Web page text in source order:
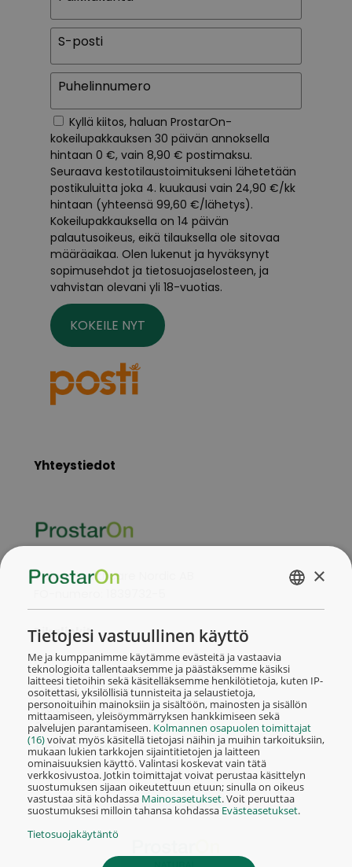
S-posti
Puhelinnumero
Kyllä kiitos, haluan ProstarOn-
kokeilupakkauksen 30 päivän annoksella
hintaan 0 €, vain 8,90 € postimaksu.
Seuraava kestotilaustoimitukseni lähetetään
postikuluitta joka 4. kuukausi vain 24,90 €/kk
hintaan (yhteensä 99,60 €/lähetys).
Kokeilupakkauksella on 14 päivän
palautusoikeus, eikä tilauksella ole sitovaa
määräaikaa. Olen lukenut ja hyväksynyt
sopimusehdot ja tietosuojaselosteen, ja
vahvistan olevani yli 18-vuotias.
KOKEILE NYT
Yhteystiedot
Vision Healthcare Nordic AB
Pikalinkit
Yleiset ostoehdot
Yksityisyydensuoja
Cookie policy
Tuotesisältö
×
Tietojesi vastuullinen käyttö
Me ja kumppanimme käytämme evästeitä ja vastaavia
teknologioita tallentaaksemme ja päästäksemme käsiksi
laitteesi tietoihin sekä käsitelläksemme henkilötietoja, kuten IP-
osoitettasi, yksilöllisiä tunnisteita ja selaustietoja,
personoituihin mainoksiin ja sisältöön, mainosten ja sisällön
mittaamiseen, yleisöymmärryksen hankkimiseen sekä
palvelujen parantamiseen. Kolmannen osapuolen toimittajat
(16)voivat myös käsitellä tietojasi näihin ja muihin tarkoituksiin,
mukaan lukien tarkkojen sijaintitietojen ja laitteen
ominaisuuksien käyttö. Valintasi koskevat vain tätä
verkkosivustoa. Jotkin toimittajat voivat perustaa käsittelyn
suostumuksen sijaan oikeutettuun etuun; sinulla on oikeus
vastustaa sitä kohdassa Mainosasetukset. Voit peruuttaa
suostumuksesi milloin tahansa kohdassa Evästeasetukset.
Tietosuojakäytäntö